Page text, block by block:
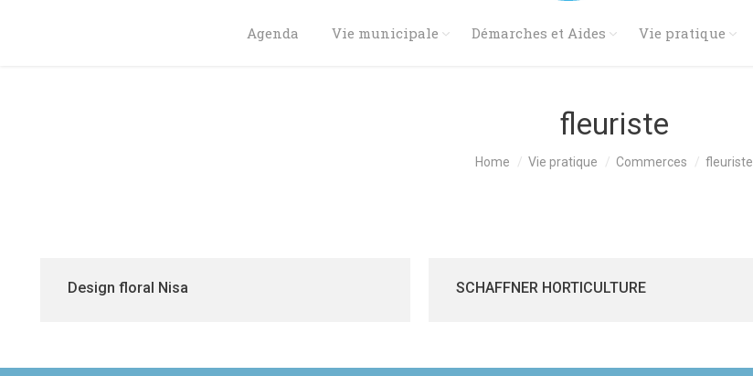
Agenda Vie municipale Démarches et Aides Vie pratique
fleuriste
Home Vie pratique Commerces fleuriste
Design floral Nisa SCHAFFNER HORTICULTURE